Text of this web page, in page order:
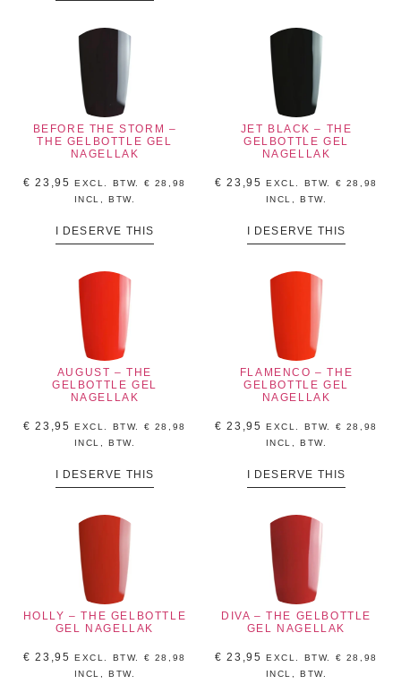
BEFORE THE STORM –
THE GELBOTTLE GEL
NAGELLAK
€ 23,95 EXCL. BTW. € 28,98
INCL, BTW.
I DESERVE THIS
JET BLACK – THE
GELBOTTLE GEL
NAGELLAK
€ 23,95 EXCL. BTW. € 28,98
INCL, BTW.
I DESERVE THIS
AUGUST – THE
GELBOTTLE GEL
NAGELLAK
€ 23,95 EXCL. BTW. € 28,98
INCL, BTW.
I DESERVE THIS
FLAMENCO – THE
GELBOTTLE GEL
NAGELLAK
€ 23,95 EXCL. BTW. € 28,98
INCL, BTW.
I DESERVE THIS
HOLLY – THE GELBOTTLE
GEL NAGELLAK
€ 23,95 EXCL. BTW. € 28,98
INCL, BTW.
DIVA – THE GELBOTTLE
GEL NAGELLAK
€ 23,95 EXCL. BTW. € 28,98
INCL, BTW.